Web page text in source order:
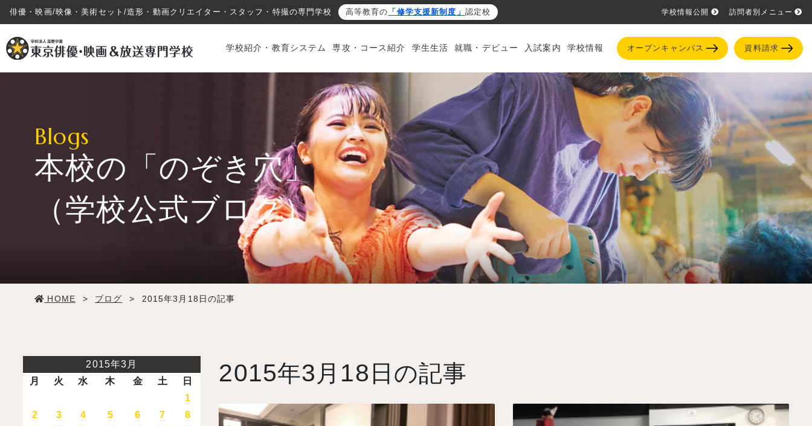
俳優・映画/映像・美術セット/造形・動画クリエイター・スタッフ・特撮の専門学校 高等教育の 「修学支援新制度」 認定校 学校情報公開 訪問者別メニュー
学校紹介・教育システム 専攻・コース紹介 学生生活 就職・デビュー 入試案内 学校情報 オープンキャンパス 資料請求
専攻・コース紹介
入試案内
Blogs
本校の「のぞき穴」
（学校公式ブログ）
HOME > ブログ > 2015年3月18日の記事
2015年3 月 18 日の記事
2015年3月
月
火 水 木 金 土 日
1
2
3 4 5 6 7
8